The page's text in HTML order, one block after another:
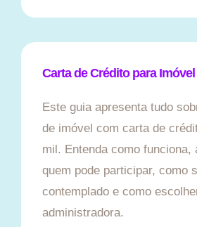
Carta de Crédito para Imóvel
Este guia apresenta tudo
de imóvel com carta de
mil. Entenda como funciona,
quem pode participar, como
contemplado e como
administradora.